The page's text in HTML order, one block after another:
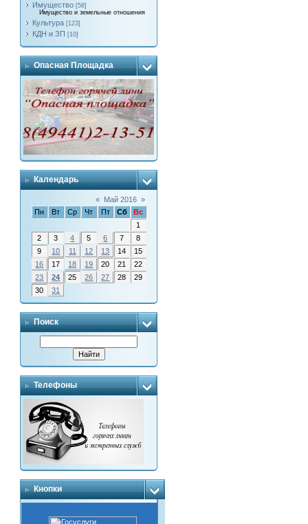
Имущество [58]
Имущество и земельные отношения
Культура [123]
КДН и ЗП [10]
Опасная Площадка
Календарь
« Май 2016 »
Пн
Вт Ср Чт Пт Сб
Вс
1
2
3 4 5 6 7
8
9
10 11 12 13 14
15
16
17 18 19 20 21
22
23
24 25 26 27 28
29
30
31
Поиск
Телефоны
Кнопки